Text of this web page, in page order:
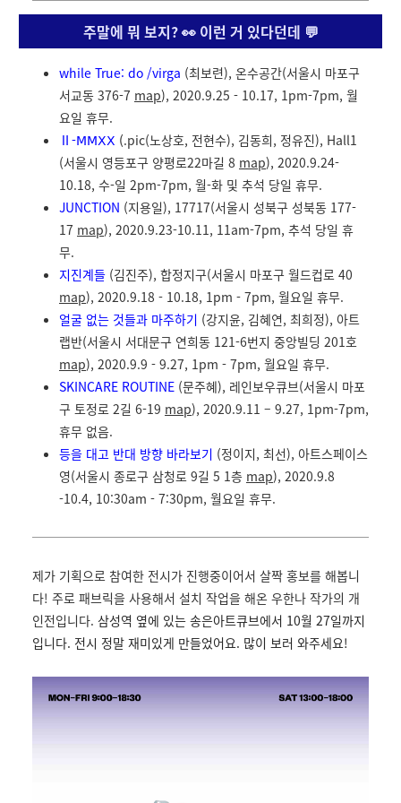
주말에 뭐 보지? 👀 이런 거 있다던데 💬
while True: do /virga (최보련), 온수공간(서울시 마포구
서교동 376-7 map), 2020.9.25 - 10.17, 1pm-7pm, 월
요일 휴무.
Ⅱ-𝖬𝖬𝖷𝖷 (.pic(노상호, 전현수), 김동희, 정유진), Hall1
(서울시 영등포구 양평로22마길 8 map), 2020.9.24-
10.18, 수-일 2pm-7pm, 월-화 및 추석 당일 휴무.
JUNCTION (지용일), 17717(서울시 성북구 성북동 177-
17 map), 2020.9.23-10.11, 11am-7pm, 추석 당일 휴
무.
지진계들 (김진주), 합정지구(서울시 마포구 월드컵로 40
map), 2020.9.18 - 10.18, 1pm - 7pm, 월요일 휴무.
얼굴 없는 것들과 마주하기 (강지윤, 김혜연, 최희정), 아트
랩반(서울시 서대문구 연희동 121-6번지 중앙빌딩 201호
map), 2020.9.9 - 9.27, 1pm - 7pm, 월요일 휴무.
SKINCARE ROUTINE (문주혜), 레인보우큐브(서울시 마포
구 토정로 2길 6-19 map), 2020.9.11 – 9.27, 1pm-7pm,
휴무 없음.
등을 대고 반대 방향 바라보기 (정이지, 최선), 아트스페이스
영(서울시 종로구 삼청로 9길 5 1층 map), 2020.9.8
-10.4, 10:30am - 7:30pm, 월요일 휴무.
제가 기획으로 참여한 전시가 진행중이어서 살짝 홍보를 해봅니
다! 주로 패브릭을 사용해서 설치 작업을 해온 우한나 작가의 개
인전입니다. 삼성역 옆에 있는 송은아트큐브에서 10월 27일까지
입니다. 전시 정말 재미있게 만들었어요. 많이 보러 와주세요!